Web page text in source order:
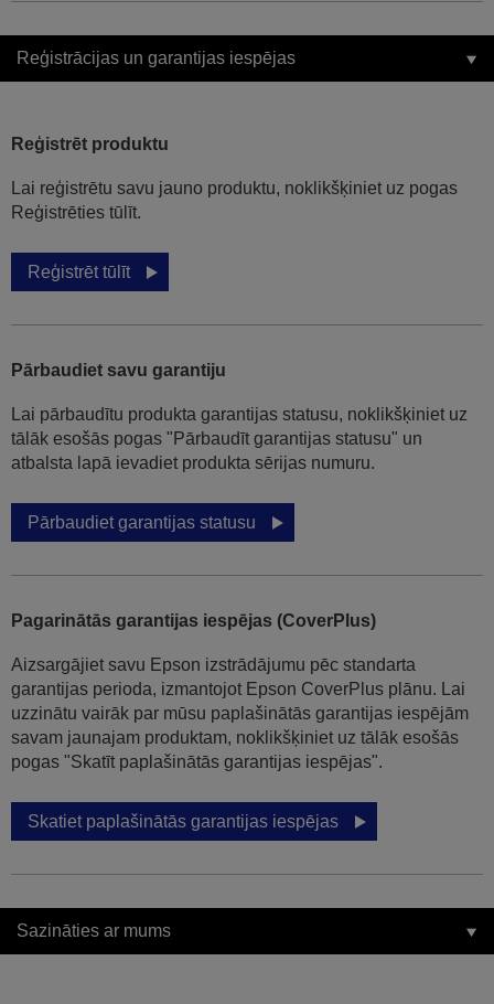
Reģistrācijas un garantijas iespējas
Reģistrēt produktu
Lai reģistrētu savu jauno produktu, noklikšķiniet uz pogas
Reģistrēties tūlīt.
Reģistrēt tūlīt
Pārbaudiet savu garantiju
Lai pārbaudītu produkta garantijas statusu, noklikšķiniet uz
tālāk esošās pogas "Pārbaudīt garantijas statusu" un
atbalsta lapā ievadiet produkta sērijas numuru.
Pārbaudiet garantijas statusu
Pagarinātās garantijas iespējas (CoverPlus)
Aizsargājiet savu Epson izstrādājumu pēc standarta
garantijas perioda, izmantojot Epson CoverPlus plānu. Lai
uzzinātu vairāk par mūsu paplašinātās garantijas iespējām
savam jaunajam produktam, noklikšķiniet uz tālāk esošās
pogas "Skatīt paplašinātās garantijas iespējas".
Skatiet paplašinātās garantijas iespējas
Sazināties ar mums